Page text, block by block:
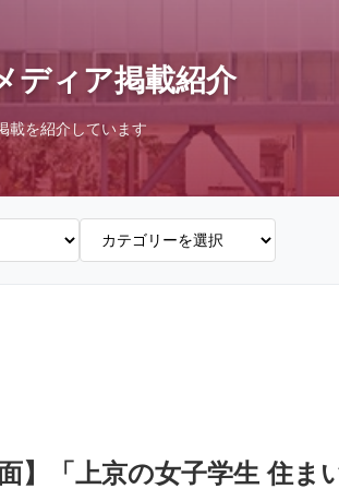
ディア掲載紹介
載を紹介しています
】「上京の女子学生 住ま